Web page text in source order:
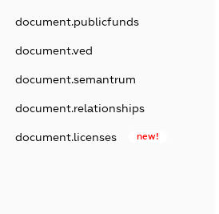
document.publicfunds
document.ved
document.semantrum
document.relationships
document.licenses new!